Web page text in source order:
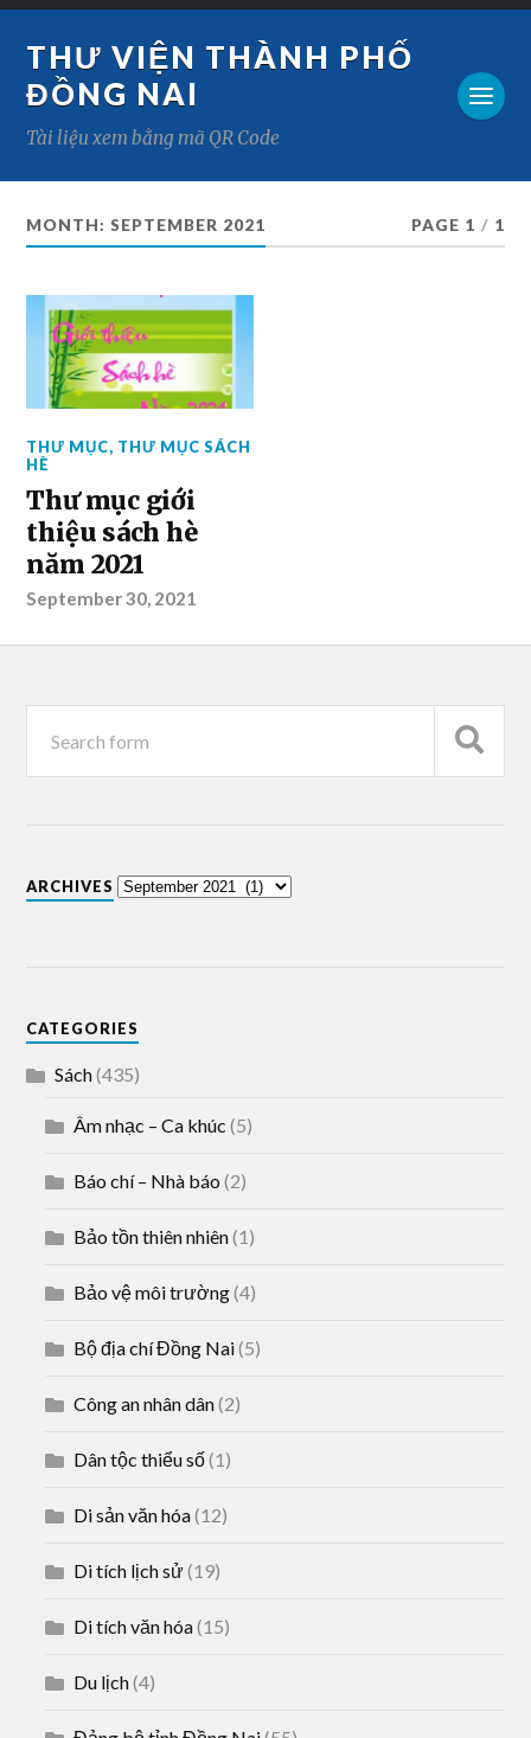
THƯ VIỆN THÀNH PHỐ
ĐỒNG NAI
Tài liệu xem bằng mã QR Code
MONTH: SEPTEMBER 2021 PAGE 1 / 1
THƯ MỤC, THƯ MỤC SÁCH
HÈ
Thư mục giới
thiệu sách hè
năm 2021
September 30, 2021
ARCHIVES
CATEGORIES
Sách(435)
Âm nhạc – Ca khúc (5)
Báo chí – Nhà báo (2)
Bảo tồn thiên nhiên(1)
Bảo vệ môi trường(4)
Bộ địa chí Đồng Nai(5)
Công an nhân dân(2)
Dân tộc thiểu số(1)
Di sản văn hóa(12)
Di tích lịch sử(19)
Di tích văn hóa(15)
Du lịch(4)